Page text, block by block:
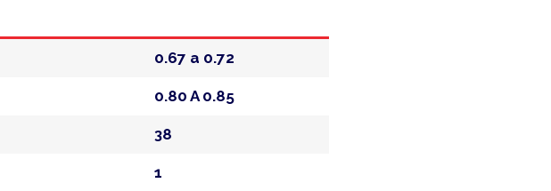
0.67 a 0.72
0.80 A 0.85
38
1